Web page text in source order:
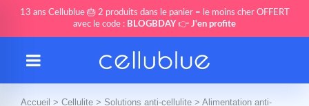
13 ans Cellublue 🎂 2 produits dans le panier = le moins cher OFFERT
avec le code : BLOGBDAY 👉 J'en profite
Accueil > Cellulite > Solutions anti-cellulite > Alimentation anti-